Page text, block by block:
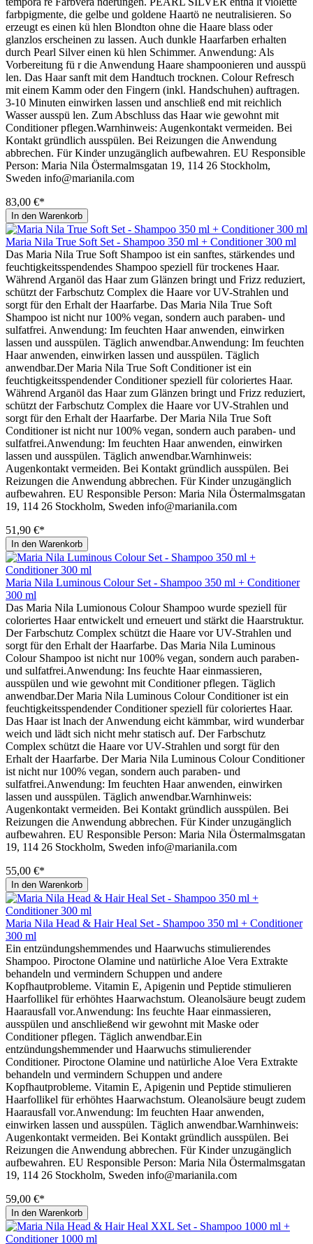
farbpigmente, die gelbe und goldene Haartö ne neutralisieren. So
erzeugt es einen kü hlen Blondton ohne die Haare blass oder
glanzlos erscheinen zu lassen. Auch dunkle Haarfarben erhalten
durch Pearl Silver einen kü hlen Schimmer. Anwendung: Als
Vorbereitung fü r die Anwendung Haare shampoonieren und ausspü
len. Das Haar sanft mit dem Handtuch trocknen. Colour Refresch
mit einem Kamm oder den Fingern (inkl. Handschuhen) auftragen.
3-10 Minuten einwirken lassen und anschließ end mit reichlich
Wasser ausspü len. Zum Abschluss das Haar wie gewohnt mit
Conditioner pflegen.Warnhinweis: Augenkontakt vermeiden. Bei
Kontakt gründlich ausspülen. Bei Reizungen die Anwendung
abbrechen. Für Kinder unzugänglich aufbewahren. EU Responsible
Person: Maria Nila Östermalmsgatan 19, 114 26 Stockholm,
Sweden info@marianila.com
83,00 €*
In den Warenkorb
Maria Nila True Soft Set - Shampoo 350 ml + Conditioner 300 ml
Das Maria Nila True Soft Shampoo ist ein sanftes, stärkendes und
feuchtigkeitsspendendes Shampoo speziell für trockenes Haar.
Während Arganöl das Haar zum Glänzen bringt und Frizz reduziert,
schützt der Farbschutz Complex die Haare vor UV-Strahlen und
sorgt für den Erhalt der Haarfarbe. Das Maria Nila True Soft
Shampoo ist nicht nur 100% vegan, sondern auch paraben- und
sulfatfrei. Anwendung: Im feuchten Haar anwenden, einwirken
lassen und ausspülen. Täglich anwendbar.Anwendung: Im feuchten
Haar anwenden, einwirken lassen und ausspülen. Täglich
anwendbar.Der Maria Nila True Soft Conditioner ist ein
feuchtigkeitsspendender Conditioner speziell für coloriertes Haar.
Während Arganöl das Haar zum Glänzen bringt und Frizz reduziert,
schützt der Farbschutz Complex die Haare vor UV-Strahlen und
sorgt für den Erhalt der Haarfarbe. Der Maria Nila True Soft
Conditioner ist nicht nur 100% vegan, sondern auch paraben- und
sulfatfrei.Anwendung: Im feuchten Haar anwenden, einwirken
lassen und ausspülen. Täglich anwendbar.Warnhinweis:
Augenkontakt vermeiden. Bei Kontakt gründlich ausspülen. Bei
Reizungen die Anwendung abbrechen. Für Kinder unzugänglich
aufbewahren. EU Responsible Person: Maria Nila Östermalmsgatan
19, 114 26 Stockholm, Sweden info@marianila.com
51,90 €*
In den Warenkorb
Maria Nila Luminous Colour Set - Shampoo 350 ml + Conditioner
300 ml
Das Maria Nila Lumionous Colour Shampoo wurde speziell für
coloriertes Haar entwickelt und erneuert und stärkt die Haarstruktur.
Der Farbschutz Complex schützt die Haare vor UV-Strahlen und
sorgt für den Erhalt der Haarfarbe. Das Maria Nila Luminous
Colour Shampoo ist nicht nur 100% vegan, sondern auch paraben-
und sulfatfrei.Anwendung: Ins feuchte Haar einmassieren,
ausspülen und wie gewohnt mit Conditioner pflegen. Täglich
anwendbar.Der Maria Nila Luminous Colour Conditioner ist ein
feuchtigkeitsspendender Conditioner speziell für coloriertes Haar.
Das Haar ist lnach der Anwendung eicht kämmbar, wird wunderbar
weich und lädt sich nicht mehr statisch auf. Der Farbschutz
Complex schützt die Haare vor UV-Strahlen und sorgt für den
Erhalt der Haarfarbe. Der Maria Nila Luminous Colour Conditioner
ist nicht nur 100% vegan, sondern auch paraben- und
sulfatfrei.Anwendung: Im feuchten Haar anwenden, einwirken
lassen und ausspülen. Täglich anwendbar.Warnhinweis:
Augenkontakt vermeiden. Bei Kontakt gründlich ausspülen. Bei
Reizungen die Anwendung abbrechen. Für Kinder unzugänglich
aufbewahren. EU Responsible Person: Maria Nila Östermalmsgatan
19, 114 26 Stockholm, Sweden info@marianila.com
55,00 €*
In den Warenkorb
Maria Nila Head & Hair Heal Set - Shampoo 350 ml + Conditioner
300 ml
Ein entzündungshemmendes und Haarwuchs stimulierendes
Shampoo. Piroctone Olamine und natürliche Aloe Vera Extrakte
behandeln und vermindern Schuppen und andere
Kopfhautprobleme. Vitamin E, Apigenin und Peptide stimulieren
Haarfollikel für erhöhtes Haarwachstum. Oleanolsäure beugt zudem
Haarausfall vor.Anwendung: Ins feuchte Haar einmassieren,
ausspülen und anschließend wir gewohnt mit Maske oder
Conditioner pflegen. Täglich anwendbar.Ein
entzündungshemmender und Haarwuchs stimulierender
Conditioner. Piroctone Olamine und natürliche Aloe Vera Extrakte
behandeln und vermindern Schuppen und andere
Kopfhautprobleme. Vitamin E, Apigenin und Peptide stimulieren
Haarfollikel für erhöhtes Haarwachstum. Oleanolsäure beugt zudem
Haarausfall vor.Anwendung: Im feuchten Haar anwenden,
einwirken lassen und ausspülen. Täglich anwendbar.Warnhinweis:
Augenkontakt vermeiden. Bei Kontakt gründlich ausspülen. Bei
Reizungen die Anwendung abbrechen. Für Kinder unzugänglich
aufbewahren. EU Responsible Person: Maria Nila Östermalmsgatan
19, 114 26 Stockholm, Sweden info@marianila.com
59,00 €*
In den Warenkorb